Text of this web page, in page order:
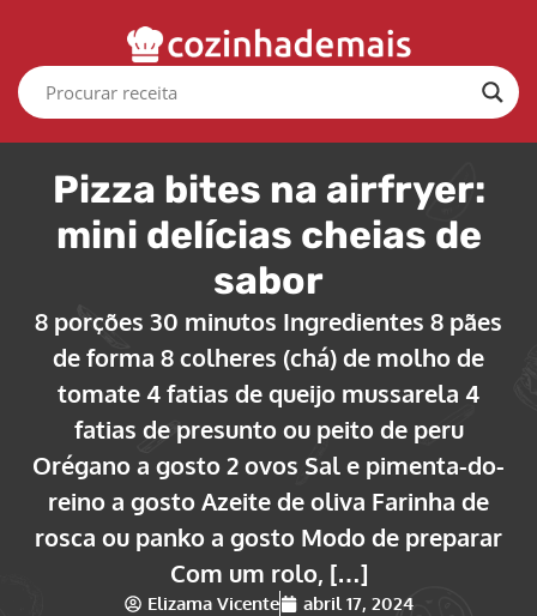
Pizza bites na airfryer:
mini delícias cheias de
sabor
8 porções 30 minutos Ingredientes 8 pães
de forma 8 colheres (chá) de molho de
tomate 4 fatias de queijo mussarela 4
fatias de presunto ou peito de peru
Orégano a gosto 2 ovos Sal e pimenta-do-
reino a gosto Azeite de oliva Farinha de
rosca ou panko a gosto Modo de preparar
Com um rolo, […]
Elizama Vicente abril 17, 2024